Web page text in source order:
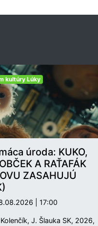
kultúry Lúky
úroda: KUKO,
A RAŤAFÁK
ZASAHUJÚ
| 17:00
J. Šlauka SK, 2026,